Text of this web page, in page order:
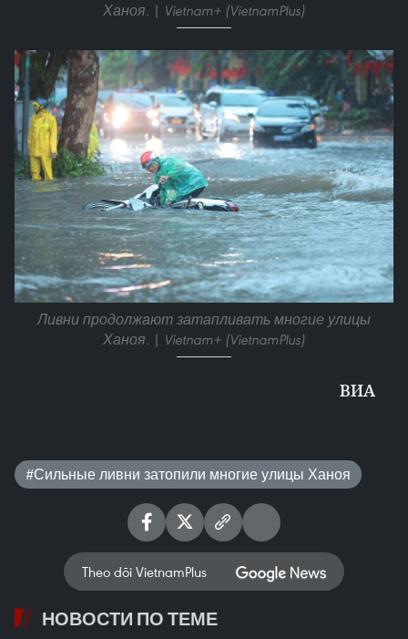
Ханоя. | Vietnam+ (VietnamPlus)
Ливни продолжают затапливать многие улицы
Ханоя. | Vietnam+ (VietnamPlus)
ВИА
#Сильные ливни затопили многие улицы Ханоя
Theo dõi VietnamPlus
НОВОСТИ ПО ТЕМЕ